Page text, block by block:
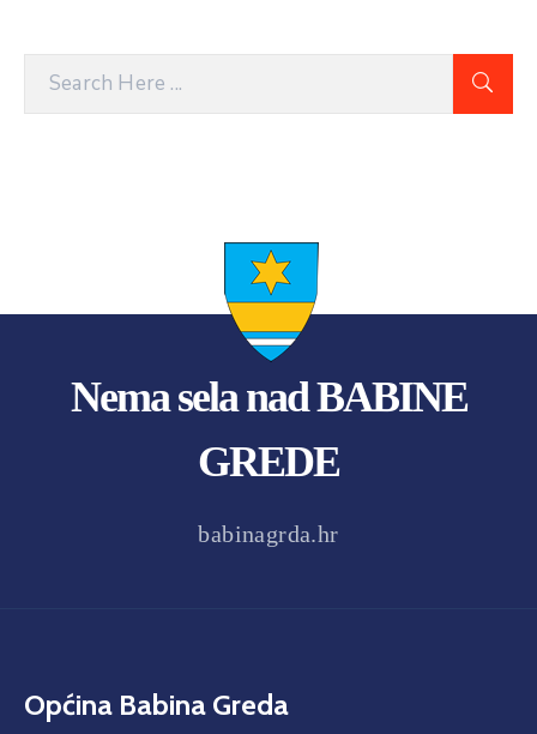
Nema sela nad BABINE
GREDE
babinagrda.hr
Općina Babina Greda